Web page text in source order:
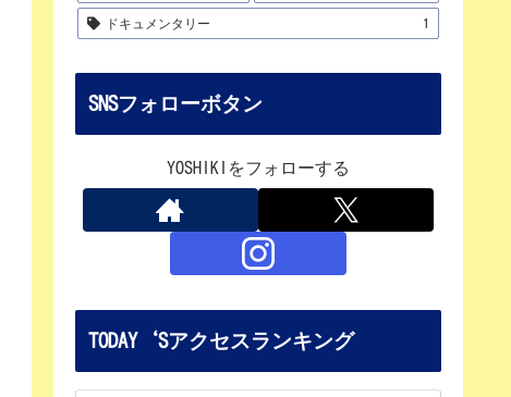
ドキュメンタリー 1
SNSフォローボタン
YOSHIKIをフォローする
TODAY‘Sアクセスランキング